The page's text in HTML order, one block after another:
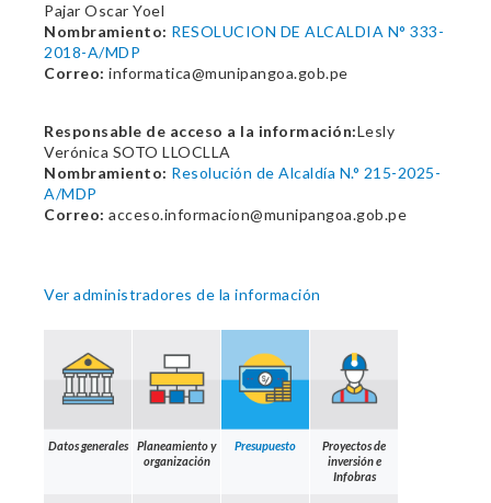
Pajar Oscar Yoel
Nombramiento: RESOLUCION DE ALCALDIA N° 333-
2018-A/MDP
Correo: informatica@munipangoa.gob.pe
Responsable de acceso a la información:Lesly
Verónica SOTO LLOCLLA
Nombramiento: Resolución de Alcaldía N.° 215-2025-
A/MDP
Correo: acceso.informacion@munipangoa.gob.pe
Ver administradores de la información
Datos generales
Planeamiento y
organización
Presupuesto
Proyectos de
inversión e
Infobras